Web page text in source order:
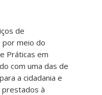
de
meio do
Práticas em
com uma das de
a cidadania e
à